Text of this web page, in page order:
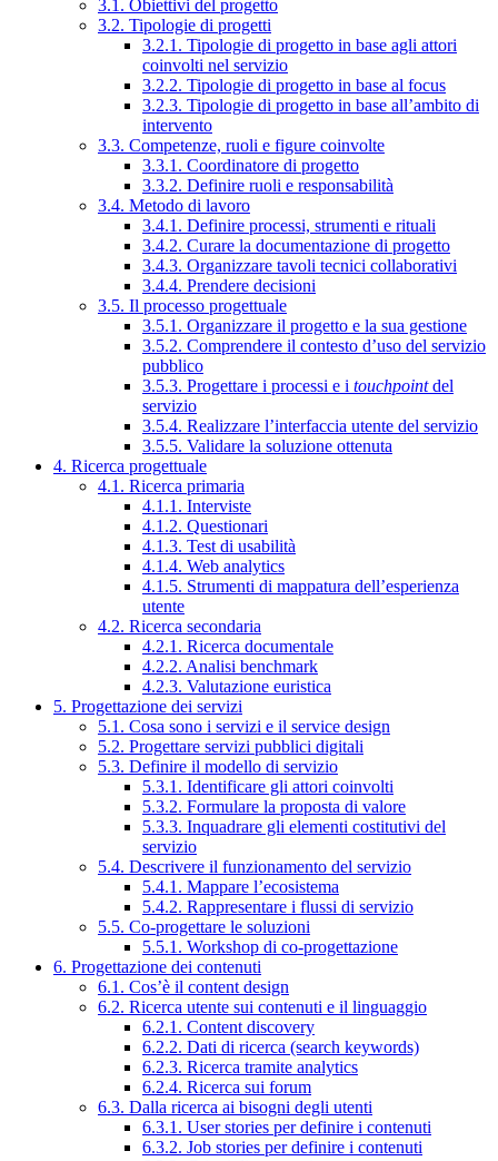
3.1. Obiettivi del progetto
3.2. Tipologie di progetti
3.2.1. Tipologie di progetto in base agli attori
coinvolti nel servizio
3.2.2. Tipologie di progetto in base al focus
3.2.3. Tipologie di progetto in base all’ambito di
intervento
3.3. Competenze, ruoli e figure coinvolte
3.3.1. Coordinatore di progetto
3.3.2. Definire ruoli e responsabilità
3.4. Metodo di lavoro
3.4.1. Definire processi, strumenti e rituali
3.4.2. Curare la documentazione di progetto
3.4.3. Organizzare tavoli tecnici collaborativi
3.4.4. Prendere decisioni
3.5. Il processo progettuale
3.5.1. Organizzare il progetto e la sua gestione
3.5.2. Comprendere il contesto d’uso del servizio
pubblico
3.5.3. Progettare i processi e i touchpointdel
servizio
3.5.4. Realizzare l’interfaccia utente del servizio
3.5.5. Validare la soluzione ottenuta
4. Ricerca progettuale
4.1. Ricerca primaria
4.1.1. Interviste
4.1.2. Questionari
4.1.3. Test di usabilità
4.1.4. Web analytics
4.1.5. Strumenti di mappatura dell’esperienza
utente
4.2. Ricerca secondaria
4.2.1. Ricerca documentale
4.2.2. Analisi benchmark
4.2.3. Valutazione euristica
5. Progettazione dei servizi
5.1. Cosa sono i servizi e il service design
5.2. Progettare servizi pubblici digitali
5.3. Definire il modello di servizio
5.3.1. Identificare gli attori coinvolti
5.3.2. Formulare la proposta di valore
5.3.3. Inquadrare gli elementi costitutivi del
servizio
5.4. Descrivere il funzionamento del servizio
5.4.1. Mappare l’ecosistema
5.4.2. Rappresentare i flussi di servizio
5.5. Co-progettare le soluzioni
5.5.1. Workshop di co-progettazione
6. Progettazione dei contenuti
6.1. Cos’è il content design
6.2. Ricerca utente sui contenuti e il linguaggio
6.2.1. Content discovery
6.2.2. Dati di ricerca (search keywords)
6.2.3. Ricerca tramite analytics
6.2.4. Ricerca sui forum
6.3. Dalla ricerca ai bisogni degli utenti
6.3.1. User stories per definire i contenuti
6.3.2. Job stories per definire i contenuti